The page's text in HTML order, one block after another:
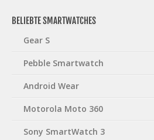
BELIEBTE SMARTWATCHES
Gear S
Pebble Smartwatch
Android Wear
Motorola Moto 360
Sony SmartWatch 3